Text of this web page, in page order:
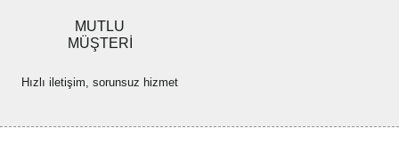
MUTLU
MÜŞTERİ
Hızlı iletişim, sorunsuz hizmet